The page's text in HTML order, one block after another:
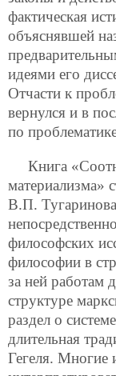
фактическая
объяснявшей
идеями его
Отчасти к
вернулся и в
по
Книга
материализма»
В.П.
философских
философии в
за ней работам
структуре
раздел о
длительная
Гегеля. Многие